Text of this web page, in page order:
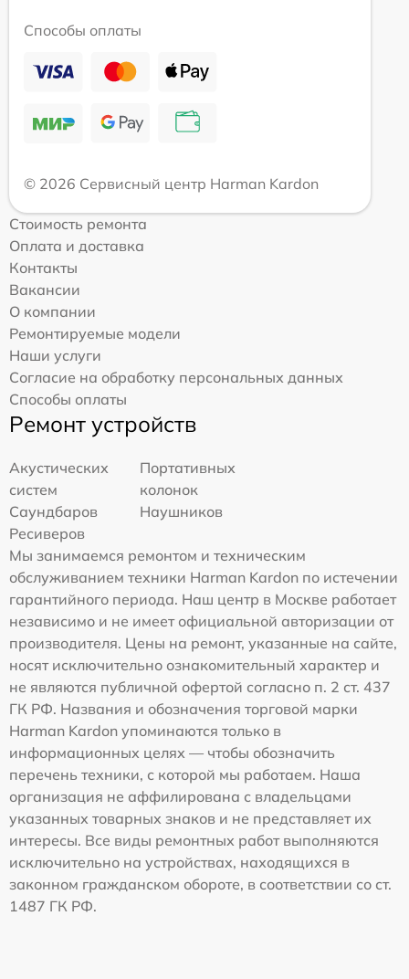
Способы оплаты
© 2026 Сервисный центр Harman Kardon
Стоимость ремонта
Оплата и доставка
Контакты
Вакансии
О компании
Ремонтируемые модели
Наши услуги
Согласие на обработку персональных данных
Способы оплаты
Ремонт устройств
Акустических
систем
Портативных
колонок
Саундбаров
Наушников
Ресиверов
Мы занимаемся ремонтом и техническим
обслуживанием техники Harman Kardon по истечении
гарантийного периода. Наш центр в Москве работает
независимо и не имеет официальной авторизации от
производителя. Цены на ремонт, указанные на сайте,
носят исключительно ознакомительный характер и
не являются публичной офертой согласно п. 2 ст. 437
ГК РФ. Названия и обозначения торговой марки
Harman Kardon упоминаются только в
информационных целях — чтобы обозначить
перечень техники, с которой мы работаем. Наша
организация не аффилирована с владельцами
указанных товарных знаков и не представляет их
интересы. Все виды ремонтных работ выполняются
исключительно на устройствах, находящихся в
законном гражданском обороте, в соответствии со ст.
1487 ГК РФ.